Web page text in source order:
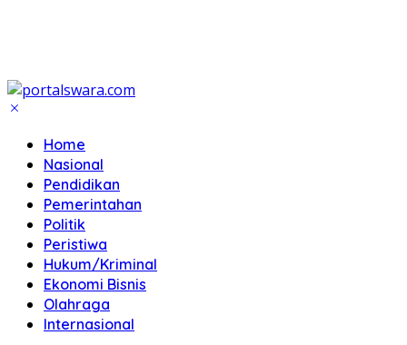
Home
Nasional
Pendidikan
Pemerintahan
Politik
Peristiwa
Hukum/Kriminal
Ekonomi Bisnis
Olahraga
Internasional